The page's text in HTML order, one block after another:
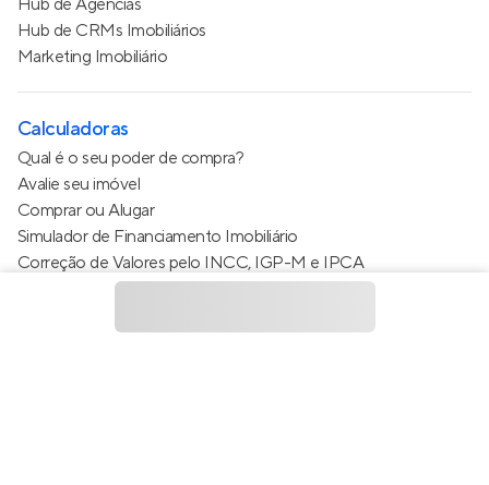
Hub de Agências
Hub de CRMs Imobiliários
Marketing Imobiliário
Calculadoras
Qual é o seu poder de compra?
Avalie seu imóvel
Comprar ou Alugar
Simulador de Financiamento Imobiliário
Correção de Valores pelo INCC, IGP-M e IPCA
Estimativa de valor do condomínio